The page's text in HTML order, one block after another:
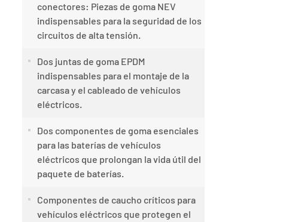
conectores: Piezas de goma NEV
indispensables para la seguridad de los
circuitos de alta tensión.
Dos juntas de goma EPDM
indispensables para el montaje de la
carcasa y el cableado de vehículos
eléctricos.
Dos componentes de goma esenciales
para las baterías de vehículos
eléctricos que prolongan la vida útil del
paquete de baterías.
Componentes de caucho críticos para
vehículos eléctricos que protegen el